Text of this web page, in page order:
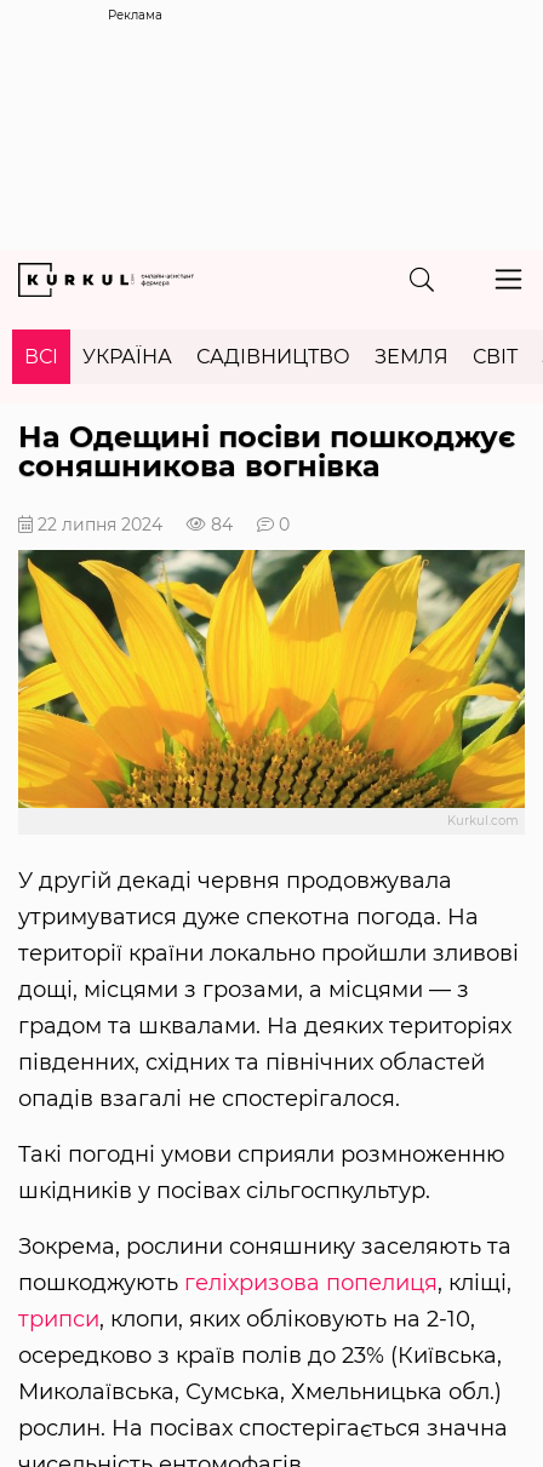
Реклама
ВСІ УКРАЇНА САДІВНИЦТВО ЗЕМЛЯ СВІТ
На Одещині посіви пошкоджує
соняшникова вогнівка
22 липня 2024 84 0
Kurkul.com
У другій декаді червня продовжувала
утримуватися дуже спекотна погода. На
території країни локально пройшли зливові
дощі, місцями з грозами, а місцями — з
градом та шквалами. На деяких територіях
південних, східних та північних областей
опадів взагалі не спостерігалося.
Такі погодні умови сприяли розмноженню
шкідників у посівах сільгоспкультур.
Зокрема, рослини соняшнику заселяють та
пошкоджують геліхризова попелиця, кліщі,
трипси, клопи, яких обліковують на 2-10,
осередково з країв полів до 23% (Київська,
Миколаївська, Сумська, Хмельницька обл.)
рослин. На посівах спостерігається значна